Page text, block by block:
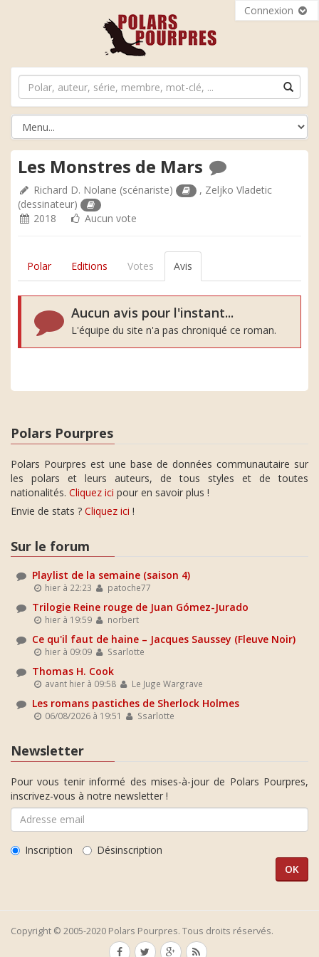
Connexion
Les Monstres de Mars
Richard D. Nolane (scénariste) , Zeljko Vladetic
(dessinateur)
2018
Aucun vote
Polar Editions Votes Avis
Aucun avis pour l'instant...
L'équipe du site n'a pas chroniqué ce roman.
Polars Pourpres
Polars Pourpres est une base de données communautaire sur
les polars et leurs auteurs, de tous styles et de toutes
nationalités. Cliquez ici pour en savoir plus !
Envie de stats ? Cliquez ici !
Sur le forum
Playlist de la semaine (saison 4)
hier à 22:23 patoche77
Trilogie Reine rouge de Juan Gómez-Jurado
hier à 19:59 norbert
Ce qu'il faut de haine – Jacques Saussey (Fleuve Noir)
hier à 09:09 Ssarlotte
Thomas H. Cook
avant hier à 09:58 Le Juge Wargrave
Les romans pastiches de Sherlock Holmes
06/08/2026 à 19:51 Ssarlotte
Newsletter
Pour vous tenir informé des mises-à-jour de Polars Pourpres,
inscrivez-vous à notre newsletter !
Inscription Désinscription
Copyright © 2005-2020 Polars Pourpres. Tous droits réservés.